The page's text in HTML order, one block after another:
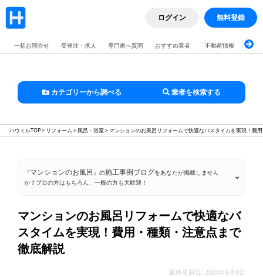
ログイン 無料登録
一括お問合せ 受発注・求人 専門家へ質問 おすすめ業者 不動産情報 ブログ
カテゴリーから調べる 業者を検索する
ハウミルTOP> リフォーム > 風呂・浴室>マンションのお風呂リフォームで快適なバスタイムを実現！費
『マンションのお風呂』の施工事例ブログをあなたが掲載しません
か？プロの方はもちろん、一般の方も大歓迎！
マンションのお風呂リフォームで快適なバ
スタイムを実現！費用・種類・注意点まで
徹底解説
最終更新日: 2024年6月9日